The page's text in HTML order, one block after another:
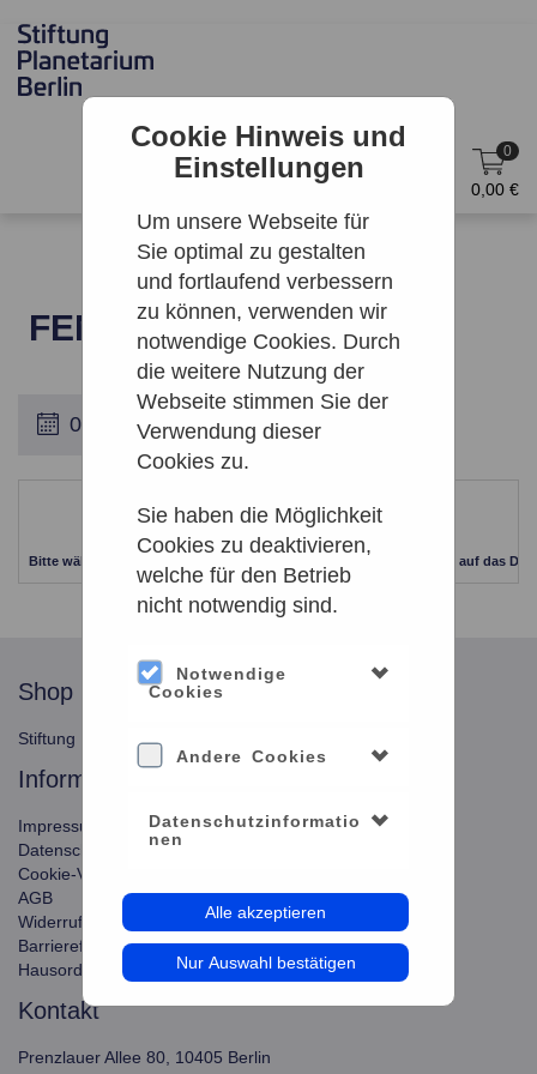
Cookie Hinweis und
Einstellungen
Um unsere Webseite für
Sie optimal zu gestalten
und fortlaufend verbessern
zu können, verwenden wir
notwendige Cookies. Durch
die weitere Nutzung der
Webseite stimmen Sie der
Verwendung dieser
Cookies zu.
Sie haben die Möglichkeit
Cookies zu deaktivieren,
welche für den Betrieb
nicht notwendig sind.
Notwendige
Cookies
Andere Cookies
Datenschutzinformatio
nen
Alle akzeptieren
Nur Auswahl bestätigen
0
0,00 €
FENSTER INS ALL
Leider keine Ergebnisse gefunden
Bitte wählen Sie einen anderen Zeitraum aus. Klicken Sie Bitte dazu auf das
shop
Stiftung Planetarium Berlin
information
Impressum
Datenschutz
Cookie-Verwendung
AGB
Widerrufsbelehrung
Barrierefreiheit
Hausordnung
kontakt
Prenzlauer Allee 80, 10405 Berlin